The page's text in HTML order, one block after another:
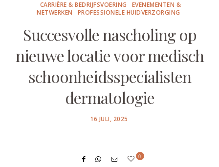
CARRIÈRE & BEDRIJFSVOERING
EVENEMENTEN &
NETWERKEN
PROFESSIONELE HUIDVERZORGING
Succesvolle nascholing op
nieuwe locatie voor medisch
schoonheidsspecialisten
dermatologie
POSTED
16 JULI, 2025
0